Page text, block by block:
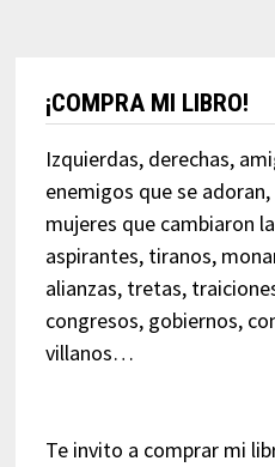
¡COMPRA MI LIBRO!
Izquierdas, derechas,
enemigos que se
mujeres que cambiaron
aspirantes, tiranos,
alianzas, tretas,
congresos, gobiernos,
villanos…
Te invito a comprar mi